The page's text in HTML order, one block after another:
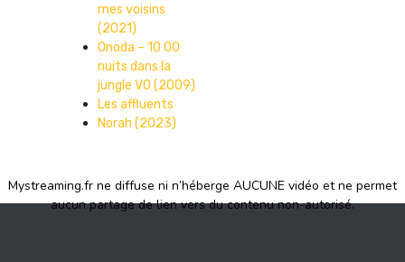
mes voisins
(2021)
Onoda – 10 00
nuits dans la
jungle VO (2009)
Les affluents
Norah (2023)
Mystreaming.fr ne diffuse ni n’héberge AUCUNE vidéo et ne permet
aucun partage de lien vers du contenu non-autorisé.